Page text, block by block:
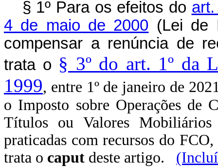
§ 1º Para os efeitos do
4 de maio de 2000 (Lei de
compensar a renúncia de
trata o § 3º do art. 1º da
1999, entre 1º de janeiro de
o Imposto sobre Operações de
Títulos ou Valores
praticadas com recursos do
trata o caput deste artigo.